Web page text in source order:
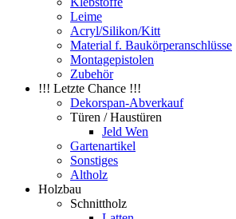
Leime
Acryl/Silikon/Kitt
Material f. Baukörperanschlüsse
Montagepistolen
Zubehör
!!! Letzte Chance !!!
Dekorspan-Abverkauf
Türen / Haustüren
Jeld Wen
Gartenartikel
Sonstiges
Altholz
Holzbau
Schnittholz